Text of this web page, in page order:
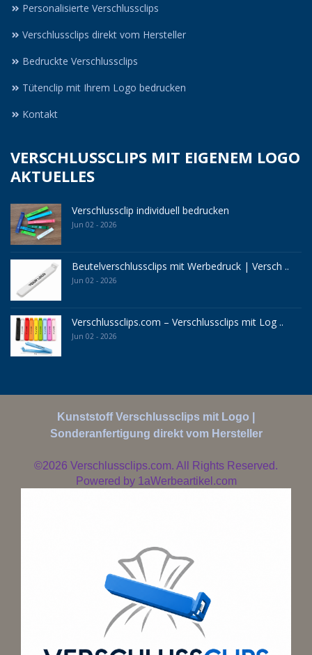
Personalisierte Verschlussclips
Verschlussclips direkt vom Hersteller
Bedruckte Verschlussclips
Tütenclip mit Ihrem Logo bedrucken
Kontakt
VERSCHLUSSCLIPS MIT EIGENEM LOGO
AKTUELLES
Verschlussclip individuell bedrucken
Jun 02 - 2026
Beutelverschlussclips mit Werbedruck | Versch ..
Jun 02 - 2026
Verschlussclips.com – Verschlussclips mit Log ..
Jun 02 - 2026
Kunststoff Verschlussclips mit Logo |
Sonderanfertigung direkt vom Hersteller
©2026 Verschlussclips.com. All Rights Reserved.
Powered by 1aWerbeartikel.com